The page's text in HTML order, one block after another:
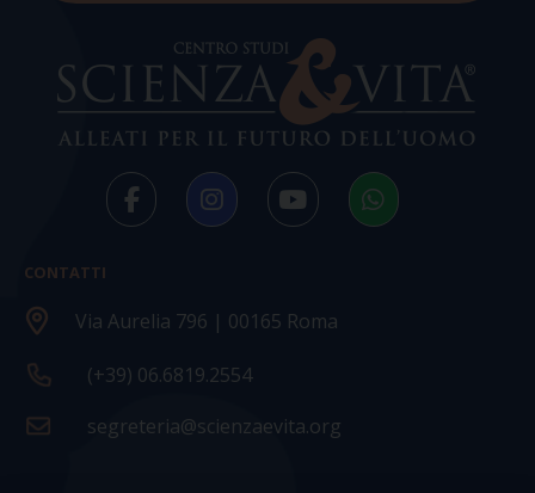
CONTATTI
Via Aurelia 796 | 00165 Roma
(+39) 06.6819.2554
segreteria@scienzaevita.org